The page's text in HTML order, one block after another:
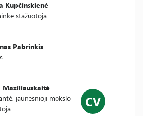
Kupčinskienė
stažuotoja
Pabrinkis
Maziliauskaitė
jaunesnioji mokslo
CV